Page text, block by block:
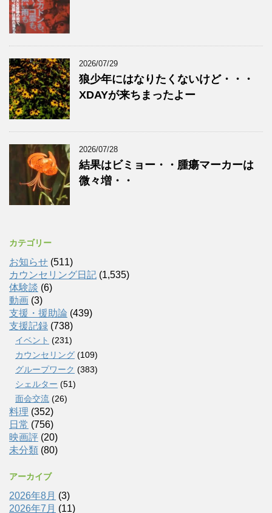
2026/07/29
狼少年にはなりたくないけど・・・
XDAYが来ちまったよー
2026/07/28
結果はビミョー・・腫瘍マーカーは
微々増・・
カテゴリー
お知らせ (511)
カウンセリング日記 (1,535)
体験談 (6)
動画 (3)
支援・援助論 (439)
支援記録 (738)
イベント (231)
カウンセリング (109)
グループワーク (383)
シェルター (51)
面会交流 (26)
料理 (352)
日常 (756)
映画評 (20)
未分類 (80)
アーカイブ
2026年8月 (3)
2026年7月 (11)